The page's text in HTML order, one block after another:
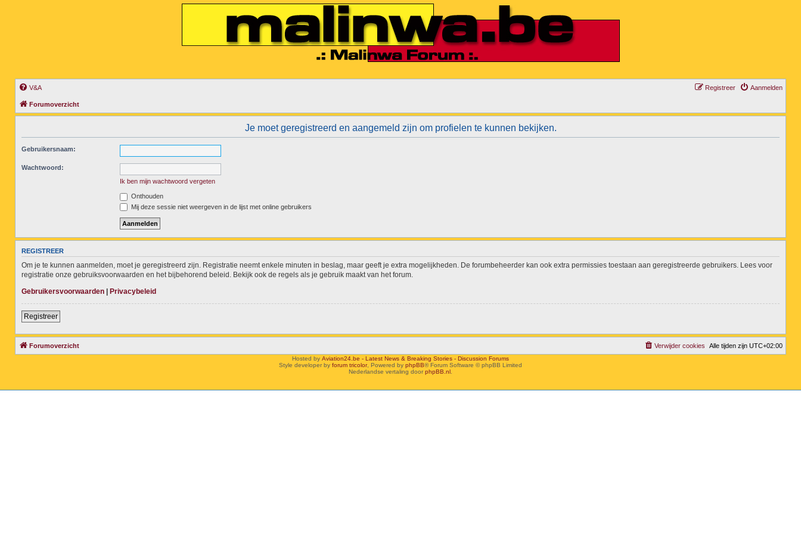
V&A Aanmelden
Registreer
Forumoverzicht
Je moet geregistreerd en aangemeld zijn om profielen te kunnen bekijken.
Gebruikersnaam:
Wachtwoord:
Ik ben mijn wachtwoord vergeten
Onthouden
Mij deze sessie niet weergeven in de lijst met online gebruikers
REGISTREER
Om je te kunnen aanmelden, moet je geregistreerd zijn. Registratie neemt enkele minuten in beslag, maar geeft je extra mogelijkheden. De forumbeheerder kan ook extra permissies toestaan aan geregistreerde gebruikers. Lees voor
registratie onze gebruiksvoorwaarden en het bijbehorend beleid. Bekijk ook de regels als je gebruik maakt van het forum.
Gebruikersvoorwaarden | Privacybeleid
Registreer
Forumoverzicht Alle tijden zijn UTC+02:00
Verwijder cookies
Hosted by Aviation24.be - Latest News & Breaking Stories - Discussion Forums
Style developer by forum tricolor, Powered by phpBB® Forum Software © phpBB Limited
Nederlandse vertaling doorphpBB.nl